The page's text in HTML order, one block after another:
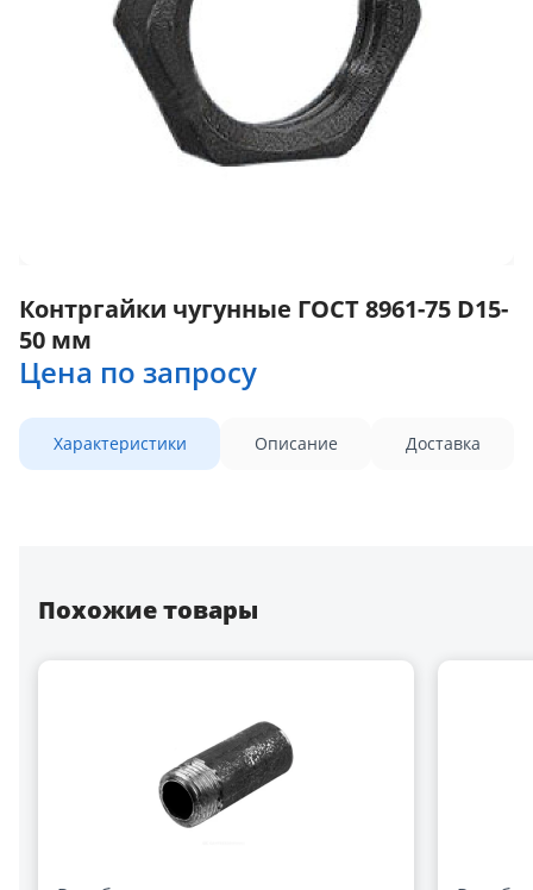
Контргайки чугунные ГОСТ 8961-75 D15-
50 мм
Цена по запросу
Характеристики Описание Доставка
Похожие товары